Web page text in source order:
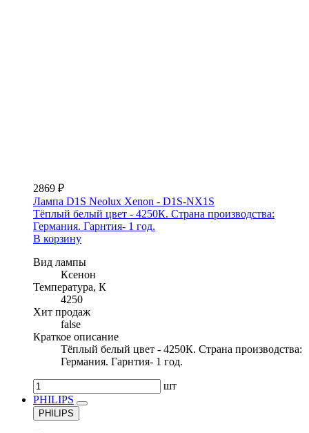
2869 ₽
Лампа D1S Neolux Xenon - D1S-NX1S
Тёплый белый цвет - 4250К. Страна производства:
Германия. Гарнтия- 1 год.
В корзину
Вид лампы
Ксенон
Температура, К
4250
Хит продаж
false
Краткое описание
Тёплый белый цвет - 4250К. Страна производства:
Германия. Гарнтия- 1 год.
шт
PHILIPS
PHILIPS